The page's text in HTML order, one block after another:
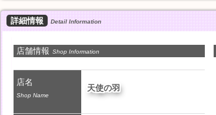
詳細情報 Detail Information
店舗情報 Shop Information
店名
Shop Name
天使の羽